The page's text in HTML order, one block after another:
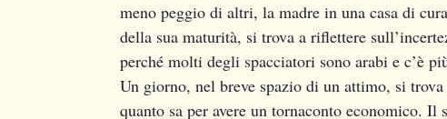
meno peggio di altri, la madre in una casa di
della sua maturità, si trova a riflettere
perché molti degli spacciatori sono arabi e c’è
Un giorno, nel breve spazio di un attimo, si
quanto sa per avere un tornaconto economico.